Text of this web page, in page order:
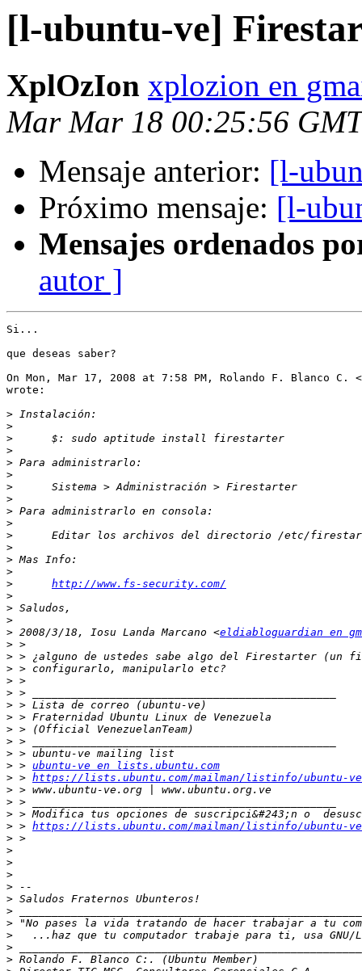
[l-ubuntu-ve]
XplOzIon xplozion en
Mar Mar 18 00:25:56
Mensaje anterior: [l-
Próximo mensaje: [l-
Mensajes ordenados
autor ]
Si...
que deseas saber?
On Mon, Mar 17, 2008 at 7:58 PM, Rolando F. Blanco C. <
wrote:
>
>
>
>
>
>
>
>
>
>
>
>
>
>
>
http://www.fs-security.com/
>
>
>
> 2008/3/18, Iosu Landa Marcano <eldiabloguardian en
>
>
>
>
>
>
>
>
>
>
> > ubuntu-ve en lists.ubuntu.com
> > https://lists.ubuntu.com/mailman/listinfo/ubuntu-ve
>
>
>
> > https://lists.ubuntu.com/mailman/listinfo/ubuntu-ve
>
>
>
>
>
>
>
>
>
>
>